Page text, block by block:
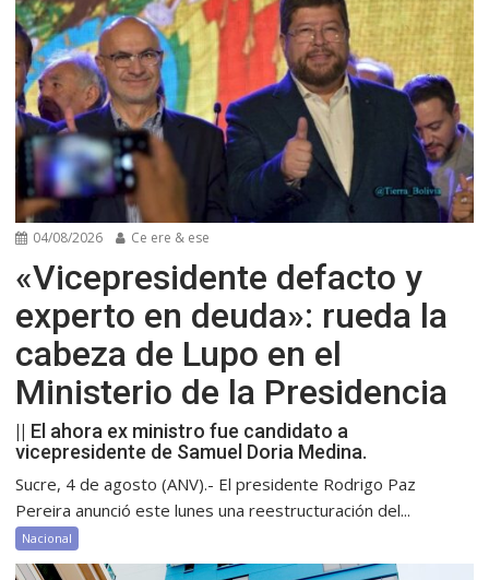
04/08/2026 Ce ere & ese
«Vicepresidente defacto y
experto en deuda»: rueda la
cabeza de Lupo en el
Ministerio de la Presidencia
|| El ahora ex ministro fue candidato a
vicepresidente de Samuel Doria Medina.
Sucre, 4 de agosto (ANV).- El presidente Rodrigo Paz
Pereira anunció este lunes una reestructuración del...
Nacional